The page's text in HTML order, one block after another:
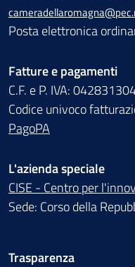
Posta elettronica
Fatture e pagamenti
C.F. e P. IVA:
Codice univoco
PagoPA
L'azienda speciale
CISE - Centro per
Sede: Corso della
Trasparenza